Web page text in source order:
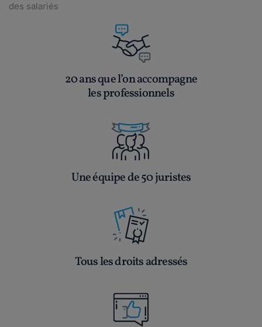
des salariés
20 ans que l’on accompagne
les professionnels
Une équipe de 50 juristes
Tous les droits adressés